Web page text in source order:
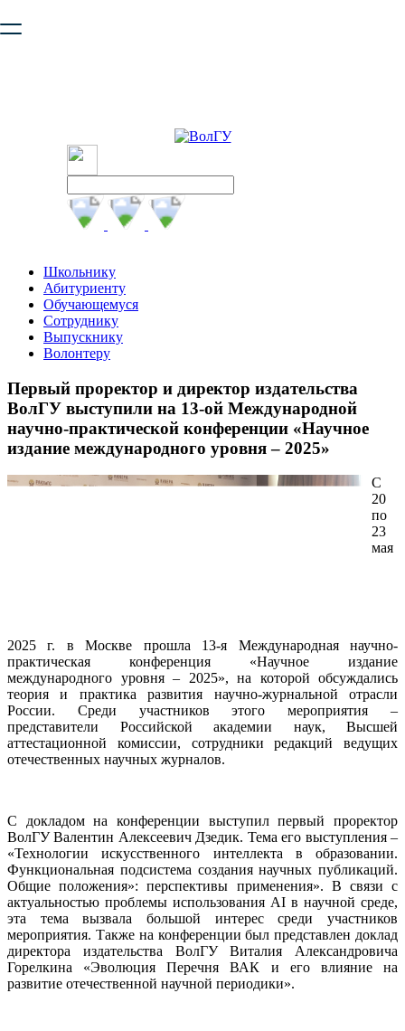
безопасную работу с сайтом. Пожалуйста
Школьнику
Абитуриенту
Обучающемуся
Сотруднику
Выпускнику
Волонтеру
Первый проректор и директор издательства
ВолГУ выступили на 13-ой Международной
научно-практической конференции «Научное
издание международного уровня – 2025»
С
20
по
23
мая
2025 г. в Москве прошла 13-я Международная научно-
практическая конференция «Научное издание
международного уровня – 2025», на которой обсуждались
теория и практика развития научно-журнальной отрасли
России. Среди участников этого мероприятия –
представители Российской академии наук, Высшей
аттестационной комиссии, сотрудники редакций ведущих
отечественных научных журналов.
С докладом на конференции выступил первый проректор
ВолГУ Валентин Алексеевич Дзедик. Тема его выступления –
«Технологии искусственного интеллекта в образовании.
Функциональная подсистема создания научных публикаций.
Общие положения»: перспективы применения». В связи с
актуальностью проблемы использования AI в научной среде,
эта тема вызвала большой интерес среди участников
мероприятия. Также на конференции был представлен доклад
директора издательства ВолГУ Виталия Александровича
Горелкина «Эволюция Перечня ВАК и его влияние на
развитие отечественной научной периодики».